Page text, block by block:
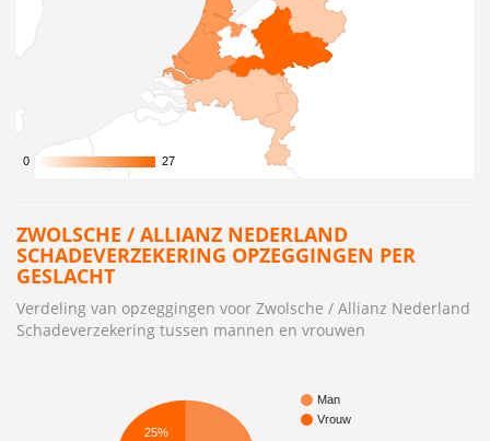
0
0 27
27
ZWOLSCHE / ALLIANZ NEDERLAND
SCHADEVERZEKERING OPZEGGINGEN PER
GESLACHT
Verdeling van opzeggingen voor Zwolsche / Allianz Nederland
Schadeverzekering tussen mannen en vrouwen
Man
Vrouw
25%